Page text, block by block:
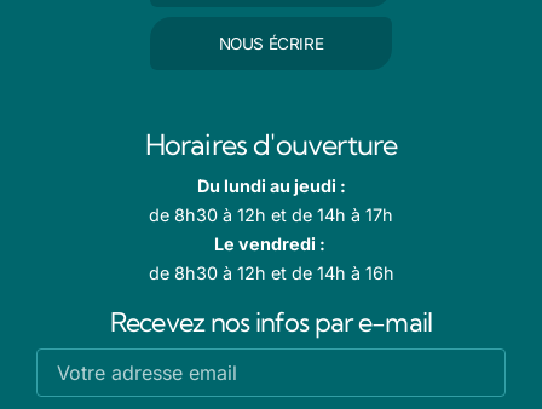
NOUS ÉCRIRE
Horaires d'ouverture
Du lundi au jeudi :
de 8h30 à 12h et de 14h à 17h
Le vendredi :
de 8h30 à 12h et de 14h à 16h
Recevez nos infos par e-mail